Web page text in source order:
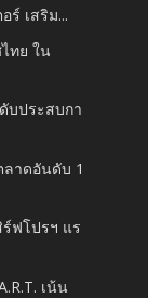
ร์ เสริม...
ทย ใน
บประสบกา
าดอันดับ 1
ร์ฟโปรฯ แร
เน้น